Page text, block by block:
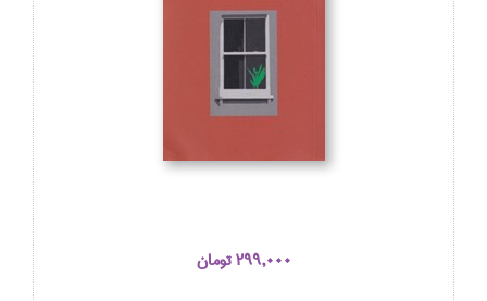
299,000 تومان